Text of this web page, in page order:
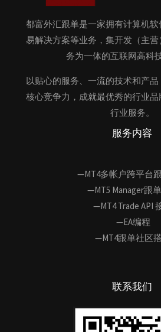
都富外汇跟单是一家拥有计算机
易解决方案等业务，集开发（主
务为一体的互联网高科
以贴心的服务、一流的技术和产
核心竞争力，成就最优秀的行业
行业服务。
服务内容
—MT4多帐户跨平台
—MT5 Manager跟
—MT4 Trade API
—EA编程
—MT4跟单社区
联系我们